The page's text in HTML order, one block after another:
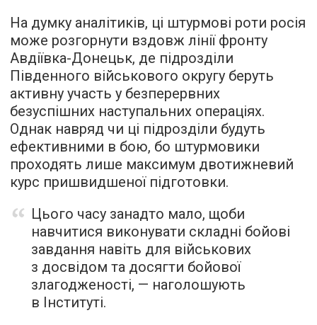
На думку аналітиків, ці штурмові роти росія
може розгорнути вздовж лінії фронту
Авдіївка-Донецьк, де підрозділи
Південного військового округу беруть
активну участь у безперервних
безуспішних наступальних операціях.
Однак навряд чи ці підрозділи будуть
ефективними в бою, бо штурмовики
проходять лише максимум двотижневий
курс пришвидшеної підготовки.
Цього часу занадто мало, щоби
навчитися виконувати складні бойові
завдання навіть для військових
з досвідом та досягти бойової
злагодженості, — наголошують
в Інституті.